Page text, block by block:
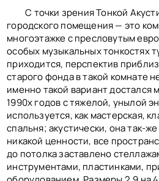
С точки зрения Тонкой
городского помещения — это
многоэтажке с пресловутым
особых музыкальных тонкостях
приходится, перспектив
старого фонда в такой комнате
именно такой вариант достался
1990х годов с тяжелой, унылой
используется, как мастерская,
спальня; акустически, она так-
никакой ценности, все
до потолка заставлено
инструментами, пластинками,